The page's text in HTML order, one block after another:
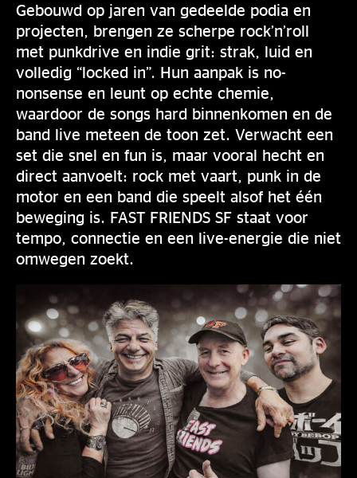
Gebouwd op jaren van gedeelde podia en
projecten, brengen ze scherpe rock’n’roll
met punkdrive en indie grit: strak, luid en
volledig “locked in”. Hun aanpak is no-
nonsense en leunt op echte chemie,
waardoor de songs hard binnenkomen en de
band live meteen de toon zet. Verwacht een
set die snel en fun is, maar vooral hecht en
direct aanvoelt: rock met vaart, punk in de
motor en een band die speelt alsof het één
beweging is. FAST FRIENDS SF staat voor
tempo, connectie en een live-energie die niet
omwegen zoekt.